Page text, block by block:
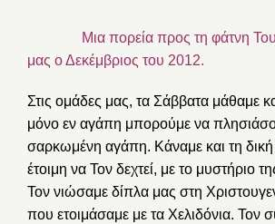
Μια πορεία προς τη φάτνη
μας ο Δεκέμβριος του 2012.
Στις ομάδες μας, τα Σάββατα μάθαμε
μόνο εν αγάπη μπορούμε να
σαρκωμένη αγάπη. Κάναμε και τη
έτοιμη να Τον δεχτεί, με το μυστήριο
Τον νιώσαμε δίπλα μας στη
που ετοιμάσαμε με τα Χελιδόνια. Τον